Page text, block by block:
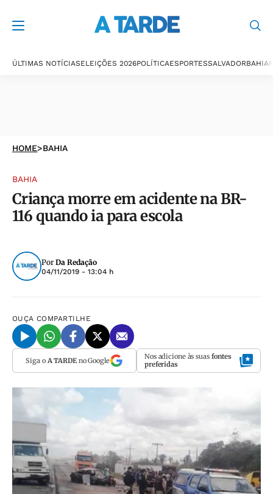
ÚLTIMAS NOTÍCIASELEIÇÕES 2026POLÍTICAESPORTESSALVADORBAHIA
HOME>BAHIA
BAHIA
Criança morre em acidente na BR-
116 quando ia para escola
Por Da Redação
04/11/2019 - 13:04 h
OUÇA COMPARTILHE
Siga o A TARDEno Google Nos adicione às suas fontes
preferidas